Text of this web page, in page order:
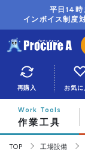
平日14時
インボイス制度
再購入 お気に
作業工具
TOP 工場設備